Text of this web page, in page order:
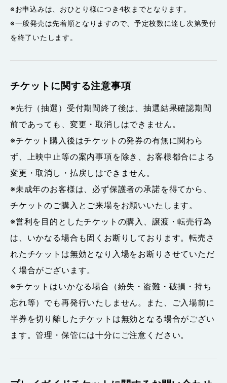
※お申込みは、おひとり様につき4枚までとなります。
※一般発売は先着順となりますので、予定枚数に達し次第受付
を終了いたします。
チケットに関する注意事項
※先行（抽選）受付期間終了後は、抽選結果確認期間
前であっても、変更・取消しはできません。
※チケット購入後はチケットの発券の有無に関わら
ず、上映中止等の案内事項を除き、お客様都合による
変更・取消し・払戻しはできません。
※未成年のお客様は、必ず保護者の承諾を得てから、
チケットのご購入とご来場をお願いいたします。
※営利を目的としたチケットの購入、譲渡・転売行為
は、いかなる場合も固くお断りしております。転売さ
れたチケットは無効となり入場をお断りさせていただ
く場合がございます。
※チケットはいかなる場合（紛失・盗難・破損・持ち
忘れ等）でも再発行いたしません。また、ご入場前に
半券を切り離したチケットは無効となる場合がござい
ます。管理・保管には十分にご注意ください。